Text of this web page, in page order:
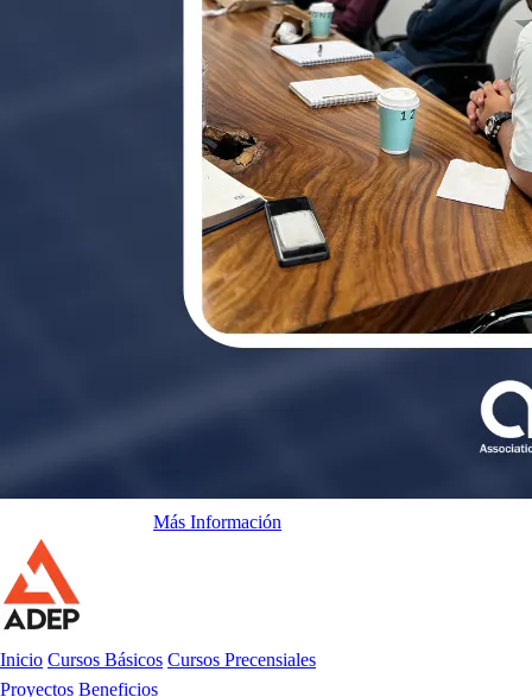
Más Información
Inicio Cursos Básicos Cursos Precensiales
Proyectos Beneficios